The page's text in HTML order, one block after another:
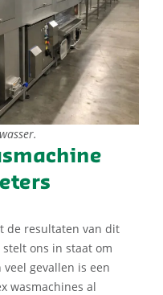
de resultaten van dit
ons in staat om
gevallen is een
wasmachines al